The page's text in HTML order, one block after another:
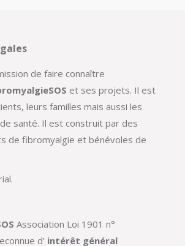
de faire connaître
et ses projets. Il est
leurs familles mais aussi les
santé. Il est construit par des
de fibromyalgie et bénévoles de
Association Loi 1901 n°
d’ intérêt général